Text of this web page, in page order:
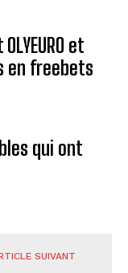
et
en freebets
qui ont
SUIVANT